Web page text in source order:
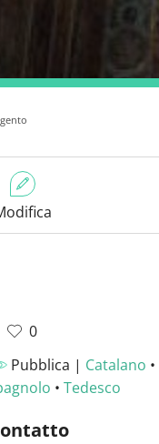
0
Pubblica | Catalano •
• Tedesco